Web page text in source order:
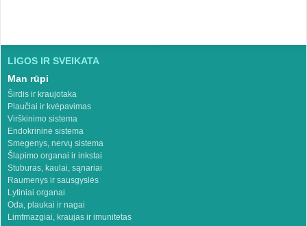
LIGOS IR SVEIKATA
Man rūpi
Širdis ir kraujotaka
Plaučiai ir kvėpavimas
Virškinimo sistema
Endokrininė sistema
Smegenys, nervų sistema
Šlapimo organai ir inkstai
Stuburas, kaulai, sąnariai
Raumenys ir sausgyslės
Lytiniai organai
Oda, plaukai ir nagai
Limfmazgiai, kraujas ir imunitetas